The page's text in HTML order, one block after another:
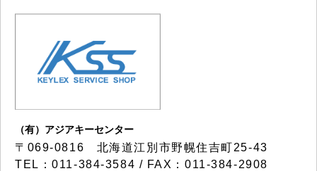
（有）アジアキーセンター
〒069-0816 北海道江別市野幌住吉町25-43
TEL：011-384-3584 / FAX：011-384-2908